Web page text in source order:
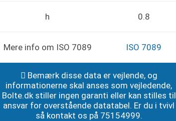
h 0.8
Mere info om ISO 7089 ISO 7089
Bemærk disse data er vejlende, og
informationerne skal anses som vejledende,
Bolte.dk stiller ingen garanti eller kan stilles til
ansvar for overstående datatabel. Er du i tvivl
så kontakt os på 75154999.